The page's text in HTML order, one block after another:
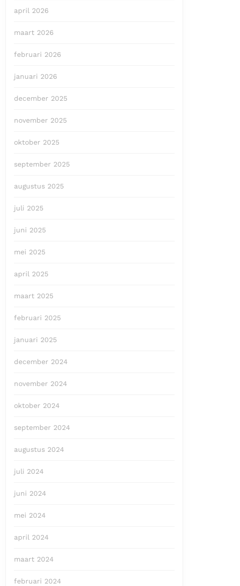
april 2026
maart 2026
februari 2026
januari 2026
december 2025
november 2025
oktober 2025
september 2025
augustus 2025
juli 2025
juni 2025
mei 2025
april 2025
maart 2025
februari 2025
januari 2025
december 2024
november 2024
oktober 2024
september 2024
augustus 2024
juli 2024
juni 2024
mei 2024
april 2024
maart 2024
februari 2024